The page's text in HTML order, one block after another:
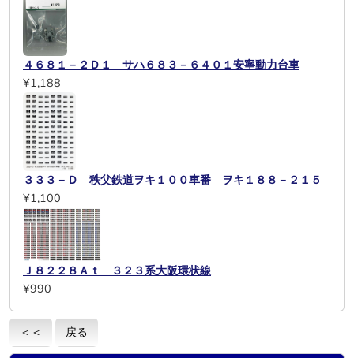
４６８１－２Ｄ１ サハ６８３－６４０１安寧動力台車
¥1,188
３３３－Ｄ 秩父鉄道ヲキ１００車番 ヲキ１８８－２１５
¥1,100
Ｊ８２２８Ａｔ ３２３系大阪環状線
¥990
＜＜ 戻る